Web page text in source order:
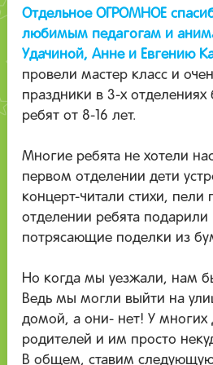
Отдельное ОГРОМНОЕ
любимым педагогам и
Удачиной, Анне и Евгению
провели мастер класс и
праздники в 3-х
ребят от 8-16 лет.
Многие ребята не хотели
первом отделении дети
концерт-читали стихи, пели
отделении ребята подарили
потрясающие поделки из
Но когда мы уезжали, нам
Ведь мы могли выйти на
домой, а они- нет! У многих
родителей и им просто
В общем, ставим следующую